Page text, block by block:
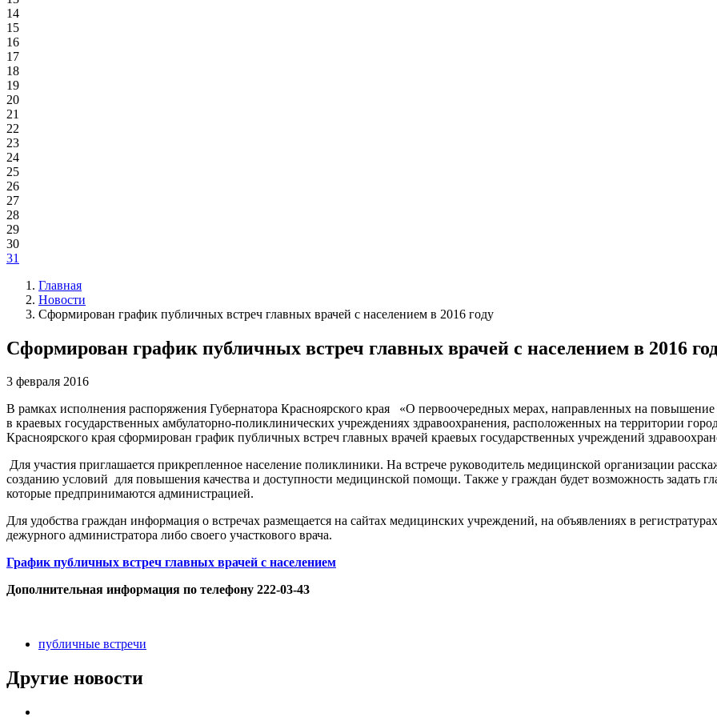
14
15
16
17
18
19
20
21
22
23
24
25
26
27
28
29
30
31
Главная
Новости
Сформирован график публичных встреч главных врачей с населением в 2016 году
Сформирован график публичных встреч главных врачей с населением в 2016
3 февраля 2016
В рамках исполнения распоряжения Губернатора Красноярского края «О первоочередных мерах, направленных на
в краевых государственных амбулаторно-поликлинических учреждениях здравоохранения, расположенных на территории
Красноярского края сформирован график публичных встреч главных врачей краевых государственных учреждений
Для участия приглашается прикрепленное население поликлиники. На встрече руководитель медицинской организации
созданию условий для повышения качества и доступности медицинской помощи. Также у граждан будет возможность задать
которые предпринимаются администрацией.
Для удобства граждан информация о встречах размещается на сайтах медицинских учреждений, на объявлениях в
дежурного администратора либо своего участкового врача.
График публичных встреч главных врачей с населением
Дополнительная информация по телефону 222-03-43
публичные встречи
Другие новости